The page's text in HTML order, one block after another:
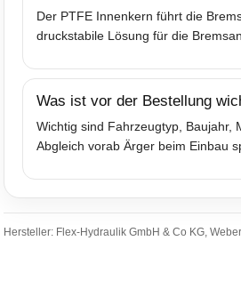
Der PTFE Innenkern führt die
druckstabile Lösung für die
Was ist vor der Bestellung
Wichtig sind Fahrzeugtyp, Baujahr,
Abgleich vorab Ärger beim Einbau
Hersteller: Flex-Hydraulik GmbH & Co KG,